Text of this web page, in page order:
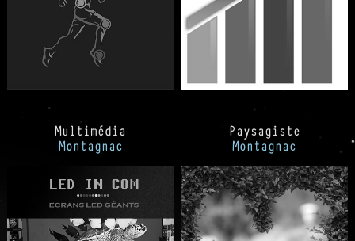
Multimédia
Montagnac
Paysagiste
Montagnac